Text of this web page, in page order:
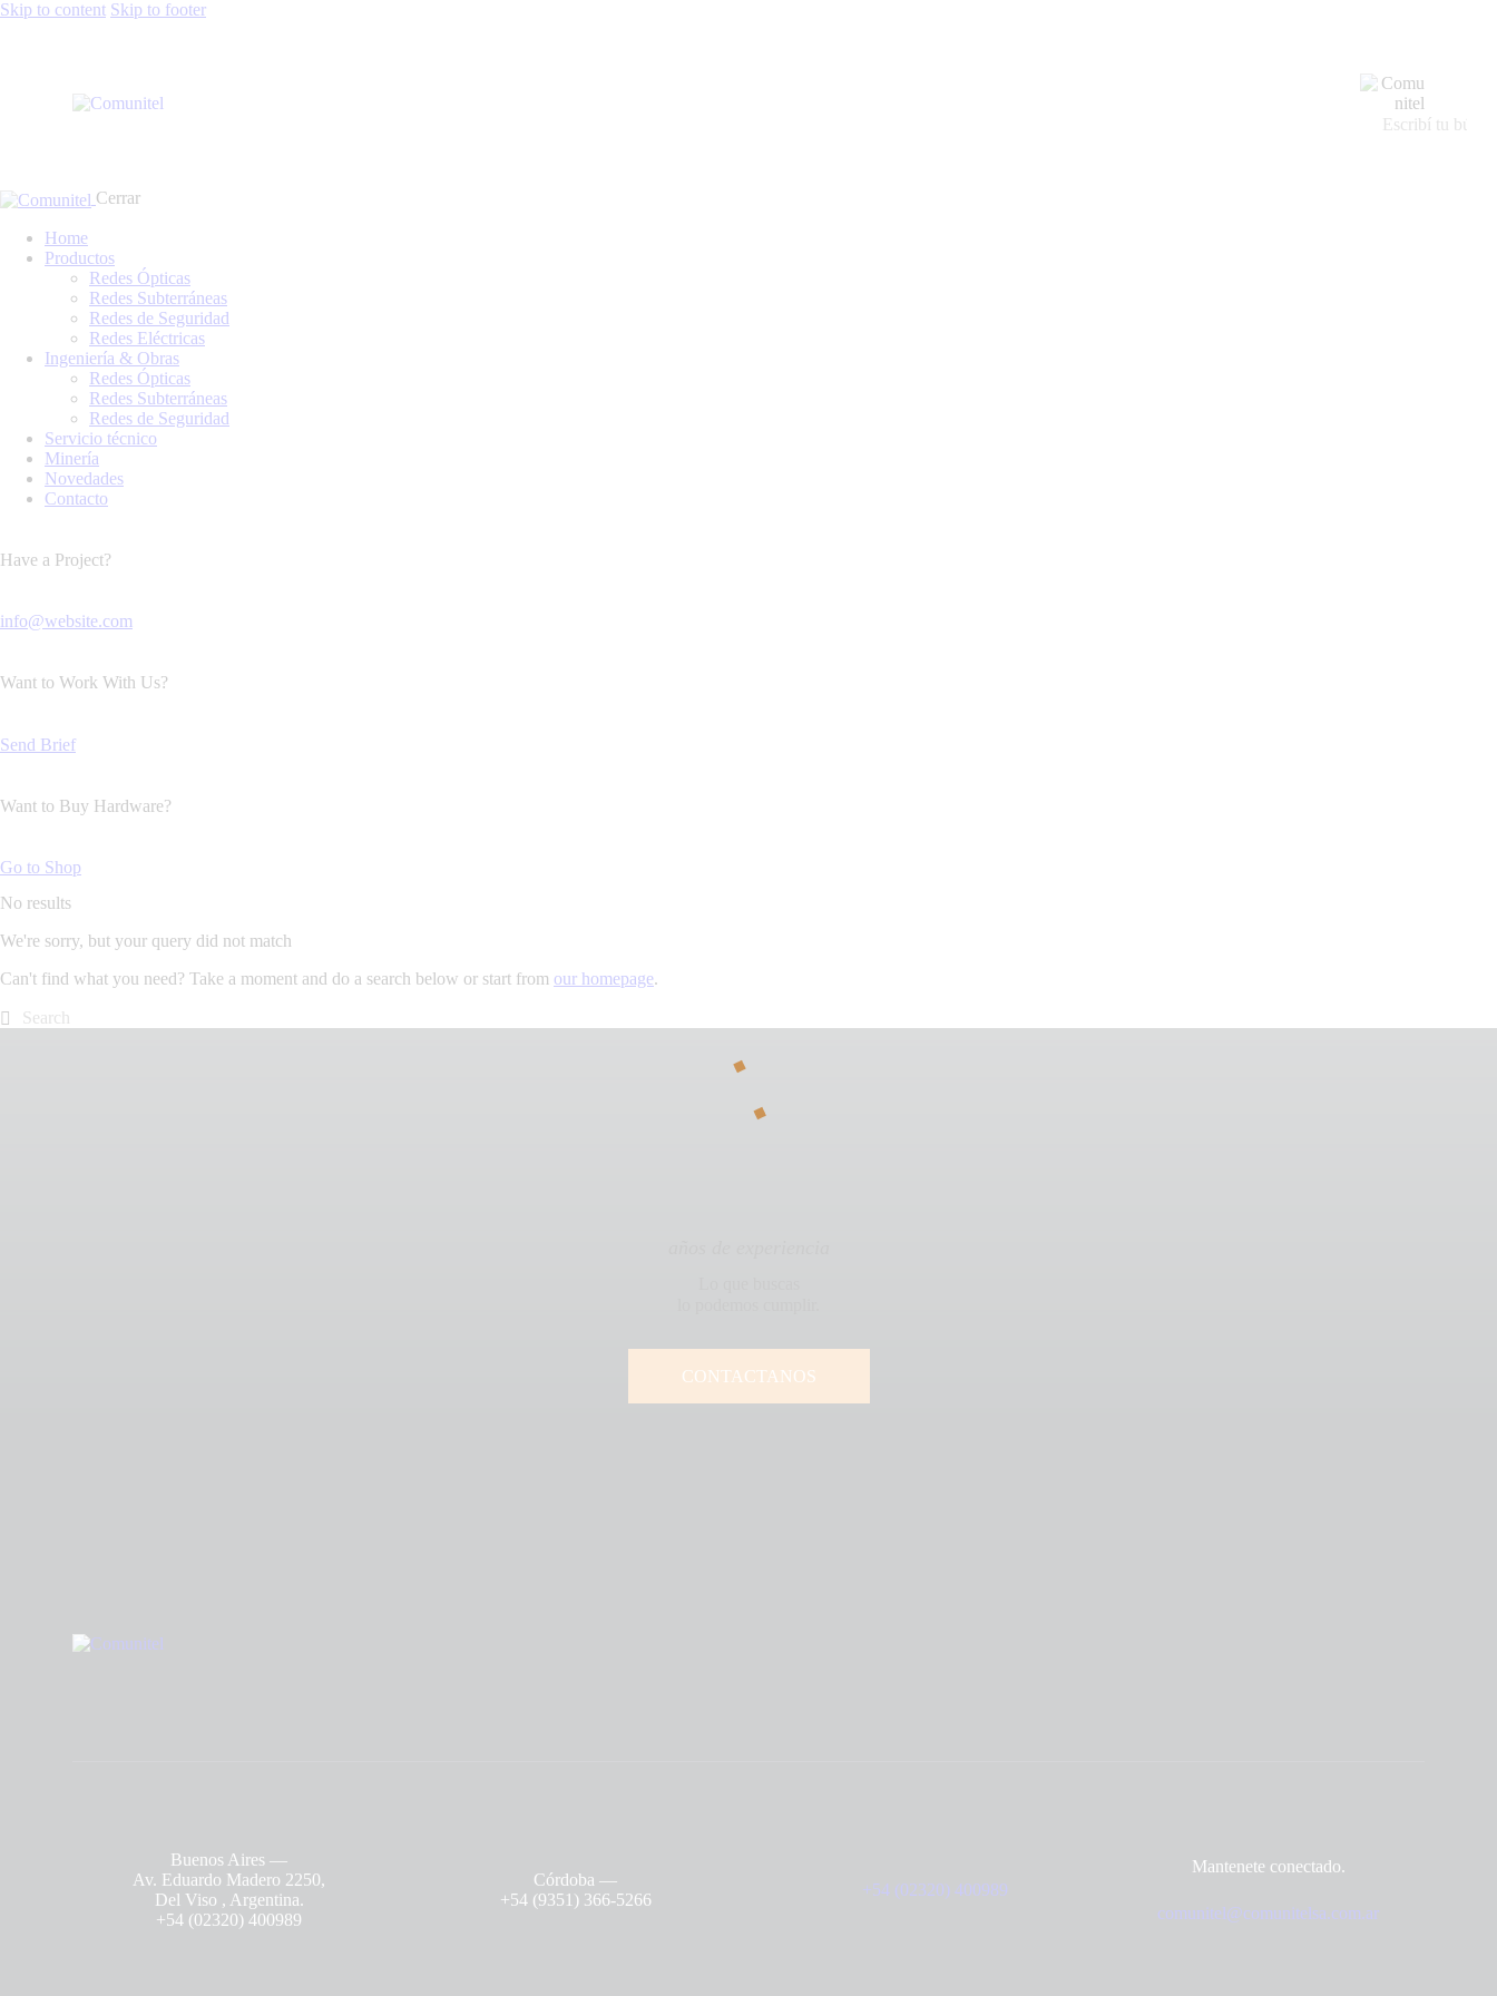
Skip to content Skip to footer
Cerrar
Home
Productos
Redes Ópticas
Redes Subterráneas
Redes de Seguridad
Redes Eléctricas
Ingeniería & Obras
Redes Ópticas
Redes Subterráneas
Redes de Seguridad
Servicio técnico
Minería
Novedades
Contacto
Have a Project?
info@website.com
Want to Work With Us?
Send Brief
Want to Buy Hardware?
Go to Shop
No results
We're sorry, but your query did not match
Can't find what you need? Take a moment and do a search below or start from our homepage.
CONTACTANOS
Buenos Aires —
Av. Eduardo Madero 2250,
Del Viso , Argentina.
+54 (02320) 400989
Córdoba —
+54 (9351) 366-5266
+54 (02320) 400989
Mantenete conectado.
comunitel@comunitelsa.com.ar